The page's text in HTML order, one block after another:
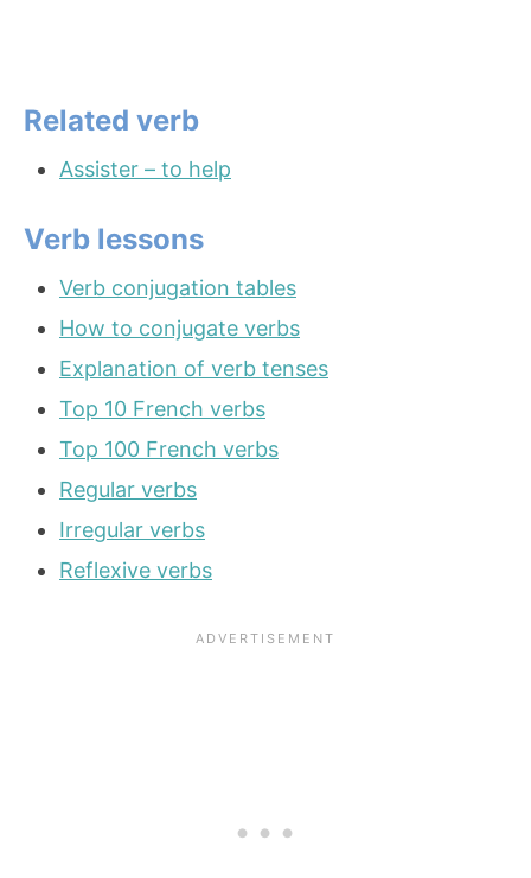
Related verb
Assister – to help
Verb lessons
Verb conjugation tables
How to conjugate verbs
Explanation of verb tenses
Top 10 French verbs
Top 100 French verbs
Regular verbs
Irregular verbs
Reflexive verbs